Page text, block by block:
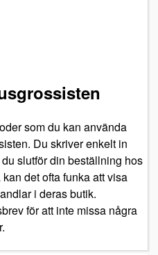
som du kan använda
Du skriver enkelt in
slutför din beställning hos
det ofta funka att visa
i deras butik.
för att inte missa några